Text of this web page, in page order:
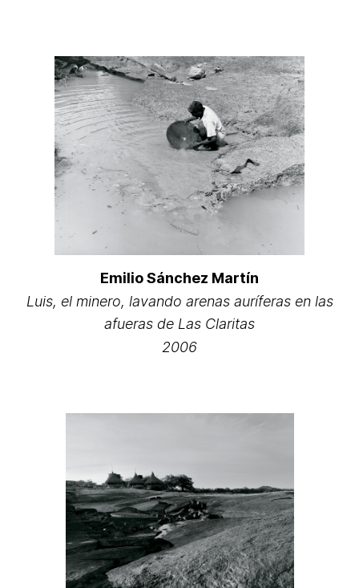
Emilio Sánchez Martín
Luis, el minero, lavando arenas auríferas en las
afueras de Las Claritas
2006